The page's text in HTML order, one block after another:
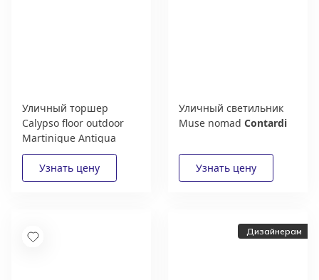
Уличный торшер
Calypso floor outdoor
Martinique Antigua
GuadaloupeContardi
Уличный светильник
Muse nomad Contardi
Дизайнерам